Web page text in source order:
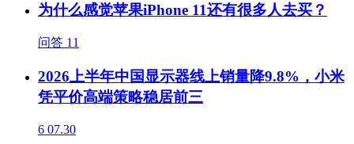
为什么感觉苹果iPhone 11还有很多人去买？
问答 11
2026上半年中国显示器线上销量降9.8%，小米
凭平价高端策略稳居前三
6 07.30